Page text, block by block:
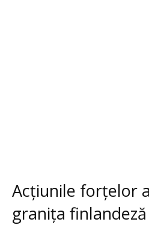
Acțiunile forțelor
granița finlandeză